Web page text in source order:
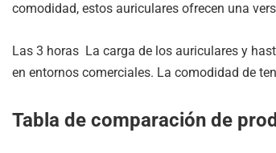
comodidad, estos auriculares ofrecen una
Las 3 horas La carga de los auriculares y
en entornos comerciales. La comodidad de
Tabla de comparación de